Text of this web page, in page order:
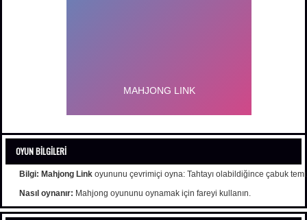
OYUN BILGILERI
Bilgi: Mahjong Link oyununu çevrimiçi oyna: Tahtayı olabildiğince çabuk
Nasıl oynanır: Mahjong oyununu oynamak için fareyi kullanın.